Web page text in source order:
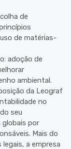
de
de matérias-
adoção de
ambiental.
da Leograf
no
seu
globais por
Mais do
a empresa